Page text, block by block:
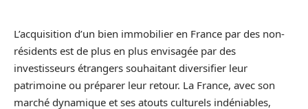
L’acquisition d’un bien immobilier en France par des non-
résidents est de plus en plus envisagée par des
investisseurs étrangers souhaitant diversifier leur
patrimoine ou préparer leur retour. La France, avec son
marché dynamique et ses atouts culturels indéniables,